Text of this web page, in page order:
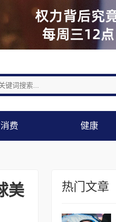
消费 健康
美 热门文章